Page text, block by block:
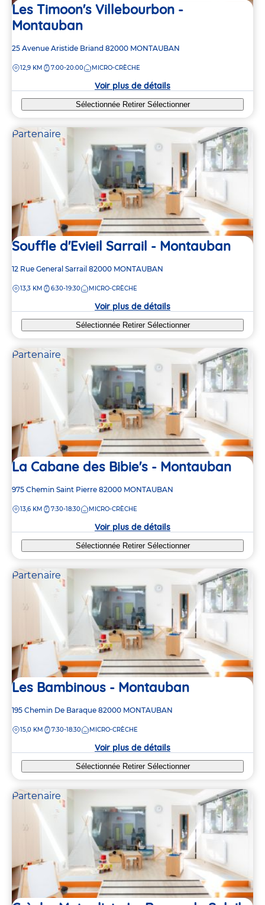
Les Timoon's Villebourbon -
Montauban
Adresse
la
25 Avenue Aristide Briand 82000 MONTAUBAN
DISTANCE
12,9 KM 7:00-20:00 MICRO-CRÈCHE
Voir plus de détails
Sélectionnée Retirer Sélectionner
Partenaire
Souffle d'Evieil Sarrail - Montauban
Adresse
la
12 Rue General Sarrail 82000 MONTAUBAN
DISTANCE
13,3 KM 6:30-19:30 MICRO-CRÈCHE
Voir plus de détails
Sélectionnée Retirer Sélectionner
Partenaire
La Cabane des Bibie's - Montauban
Adresse
la
975 Chemin Saint Pierre 82000 MONTAUBAN
DISTANCE
13,6 KM 7:30-18:30 MICRO-CRÈCHE
Voir plus de détails
Sélectionnée Retirer Sélectionner
Partenaire
Les Bambinous - Montauban
Adresse
la
195 Chemin De Baraque 82000 MONTAUBAN
DISTANCE
15,0 KM 7:30-18:30 MICRO-CRÈCHE
Voir plus de détails
Sélectionnée Retirer Sélectionner
Partenaire